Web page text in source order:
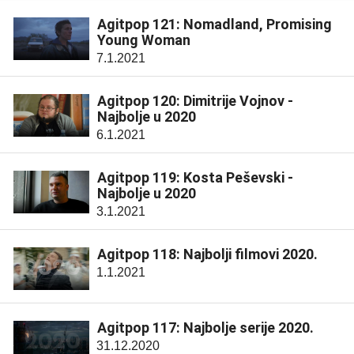
Agitpop 121: Nomadland, Promising
Young Woman
7.1.2021
Agitpop 120: Dimitrije Vojnov -
Najbolje u 2020
6.1.2021
Agitpop 119: Kosta Peševski -
Najbolje u 2020
3.1.2021
Agitpop 118: Najbolji filmovi 2020.
1.1.2021
Agitpop 117: Najbolje serije 2020.
31.12.2020